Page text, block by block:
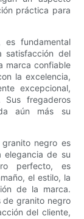
práctica para
fundamental
satisfacción del
marca confiable
la excelencia,
excepcional,
fregaderos
aún más su
negro es
elegancia de su
perfecto, es
el estilo, la
de la marca.
de granito negro
del cliente,